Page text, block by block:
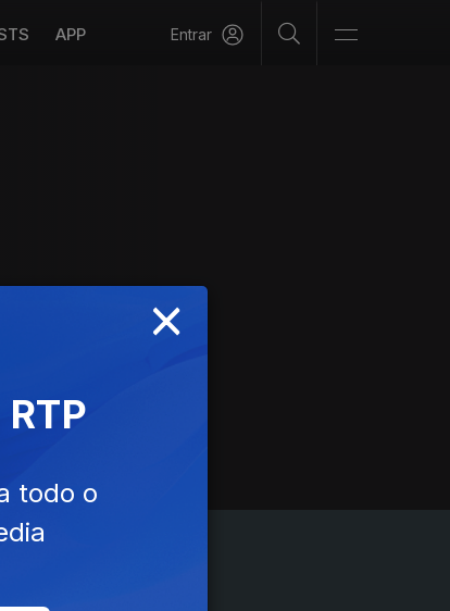
APP Entrar
×
todo o